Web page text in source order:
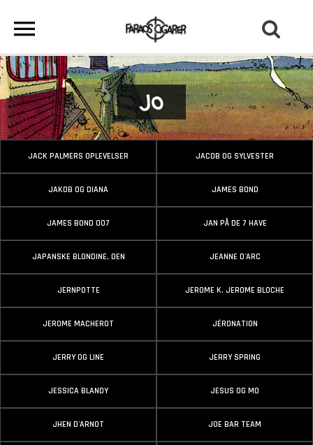
Jo
JACK PALMERS OPLEVELSER JACOB OG SYLVESTER
JAKOB OG DIANA JAMES BOND
JAMES BOND 007 JAN PÅ DE 7 HAVE
JAPANSKE BLONDINE, DEN JEANNE D'ARC
JERNPOTTE JEROME K. JEROME BLOCHE
JEROME MACHEROT JÉRONATION
JERRY OG LINE JERRY SPRING
JESSICA BLANDY JESUS OG MO
JHEN D'ARNOT JOE BAR TEAM